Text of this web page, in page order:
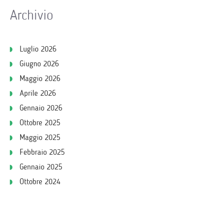
Archivio
Luglio 2026
Giugno 2026
Maggio 2026
Aprile 2026
Gennaio 2026
Ottobre 2025
Maggio 2025
Febbraio 2025
Gennaio 2025
Ottobre 2024